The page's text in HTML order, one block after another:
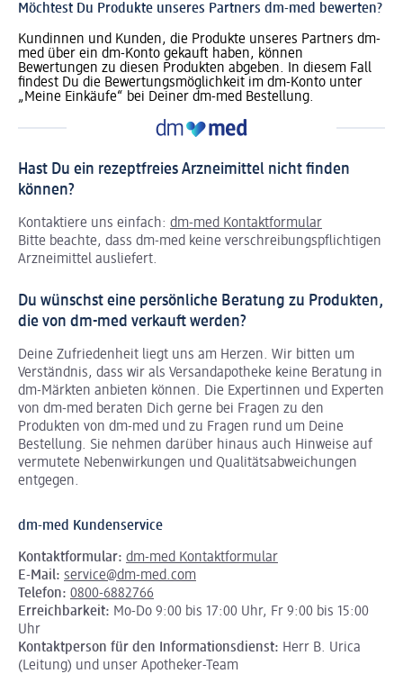
Möchtest Du Produkte unseres Partners dm-med bewerten?
Kundinnen und Kunden, die Produkte unseres Partners dm-
med über ein dm-Konto gekauft haben, können
Bewertungen zu diesen Produkten abgeben. In diesem Fall
findest Du die Bewertungsmöglichkeit im dm-Konto unter
„Meine Einkäufe“ bei Deiner dm-med Bestellung.
Hast Du ein rezeptfreies Arzneimittel nicht finden
können?
Kontaktiere uns einfach: dm-med Kontaktformular
Bitte beachte, dass dm-med keine verschreibungspflichtigen
Arzneimittel ausliefert.
Du wünschst eine persönliche Beratung zu Produkten,
die von dm-med verkauft werden?
Deine Zufriedenheit liegt uns am Herzen. Wir bitten um
Verständnis, dass wir als Versandapotheke keine Beratung in
dm-Märkten anbieten können. Die Expertinnen und Experten
von dm-med beraten Dich gerne bei Fragen zu den
Produkten von dm-med und zu Fragen rund um Deine
Bestellung. Sie nehmen darüber hinaus auch Hinweise auf
vermutete Nebenwirkungen und Qualitätsabweichungen
entgegen.
dm-med Kundenservice
Kontaktformular: dm-med Kontaktformular
E-Mail: service@dm-med.com
Telefon: 0800-6882766
Erreichbarkeit: Mo-Do 9:00 bis 17:00 Uhr, Fr 9:00 bis 15:00
Uhr
Kontaktperson für den Informationsdienst: Herr B. Urica
(Leitung) und unser Apotheker-Team